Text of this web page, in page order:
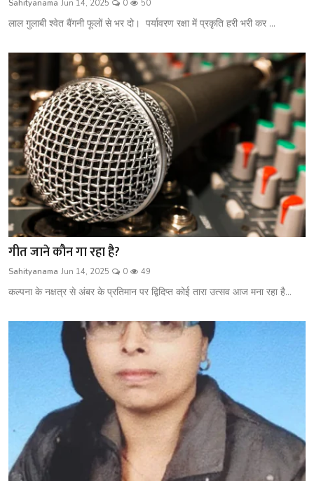
शख्सियत
यात्रावृत्तांत
उपन्यास
सिनेमा
शायरी
ग़ज़ल
Sahityanama Jun 14, 2025 0 50
लाल गुलाबी श्वेत बैंगनी फूलों से भर दो। पर्यावरण रक्षा में प्रकृति हरी भरी कर ...
गीत जाने कौन गा रहा है?
Sahityanama Jun 14, 2025 0 49
कल्पना के नक्षत्र से अंबर के प्रतिमान पर द्विदिप्त कोई तारा उत्सव आज मना रहा है...